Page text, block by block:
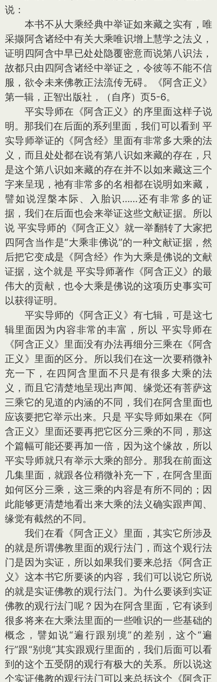
说：
本书不从大乘经典中举证如来藏之实有，唯
采撷阿含诸经中有关大乘唯识增上慧学之法义，
证明四阿含中早已处处隐覆密意而说第八识法，
故都只由四阿含诸经中举证之，令彼等不能不信
服，欲令未来佛教正法流传无碍。《阿含正义》
第一辑，正智出版社，（自序）页5-6。
平实导师在《阿含正义》的序里面这样子说
明。那我们在后面的系列里面，我们可以看到 平
实导师举证的《阿含经》里面有非常多大乘的法
义，而且处处都在说有第八识如来藏的存在，只
是这个第八识如来藏的存在并不以如来藏这三个
字来呈现，祂有非常多的名相都在说明如来藏，
譬如说涅槃本际、入胎识……还有非常多的证
据，我们在后面也会来举证这些文献证据。所以
说 平实导师的《阿含正义》就一举翻转了大家把
四阿含当作是“大乘非佛说”的一种文献证据，然
后把它变成是《阿含经》作为大乘是佛说的文献
证据，这个就是 平实导师著作《阿含正义》的最
伟大的贡献，也令大乘是佛说的这项历史事实可
以获得证明。
平实导师的《阿含正义》有七辑，可是这七
辑里面因为内容非常的丰富，所以 平实导师在
《阿含正义》里面没有办法再细分三乘在《阿含
正义》里面的区分。所以我们在这一次要稍微补
充一下，在四阿含里面不只是有很多大乘的法
义，而且它清楚地呈现出声闻、缘觉还有菩萨这
三乘它的见道的内涵的不同，我们在阿含里面也
应该要把它举示出来。只是 平实导师如果在《阿
含正义》里面还要再把它区分三乘的不同，那这
个篇幅可能还要再加一倍，因为这个缘故，所以
平实导师就只有举示大乘的部分。那我在前面这
几集里面，就跟各位稍微补充一下，在阿含里面
如何区分三乘，这三乘的内容是有所不同的；因
此能够更清楚地看出来大乘的法义确实跟声闻、
缘觉有截然的不同。
我们在看《阿含正义》里面，其实它所涉及
的就是所谓佛教里面的观行法门，而这个观行法
门是因为实证，所以如果我们要来总括《阿含正
义》这本书它所要谈的内容，我们可以说它所说
的就是实证佛教的观行法门。为什么要谈到实证
佛教的观行法门呢？因为在阿含里面，它有谈到
很多将来在大乘法里面的一些唯识的一些基础的
概念，譬如说“遍行跟别境”的差别，这个“遍
行”跟“别境”其实跟观行里面的，我们后面可以看
到的这个五受阴的观行有极大的关系。所以说这
个实证佛教的观行法门可以来总括这个《阿含正